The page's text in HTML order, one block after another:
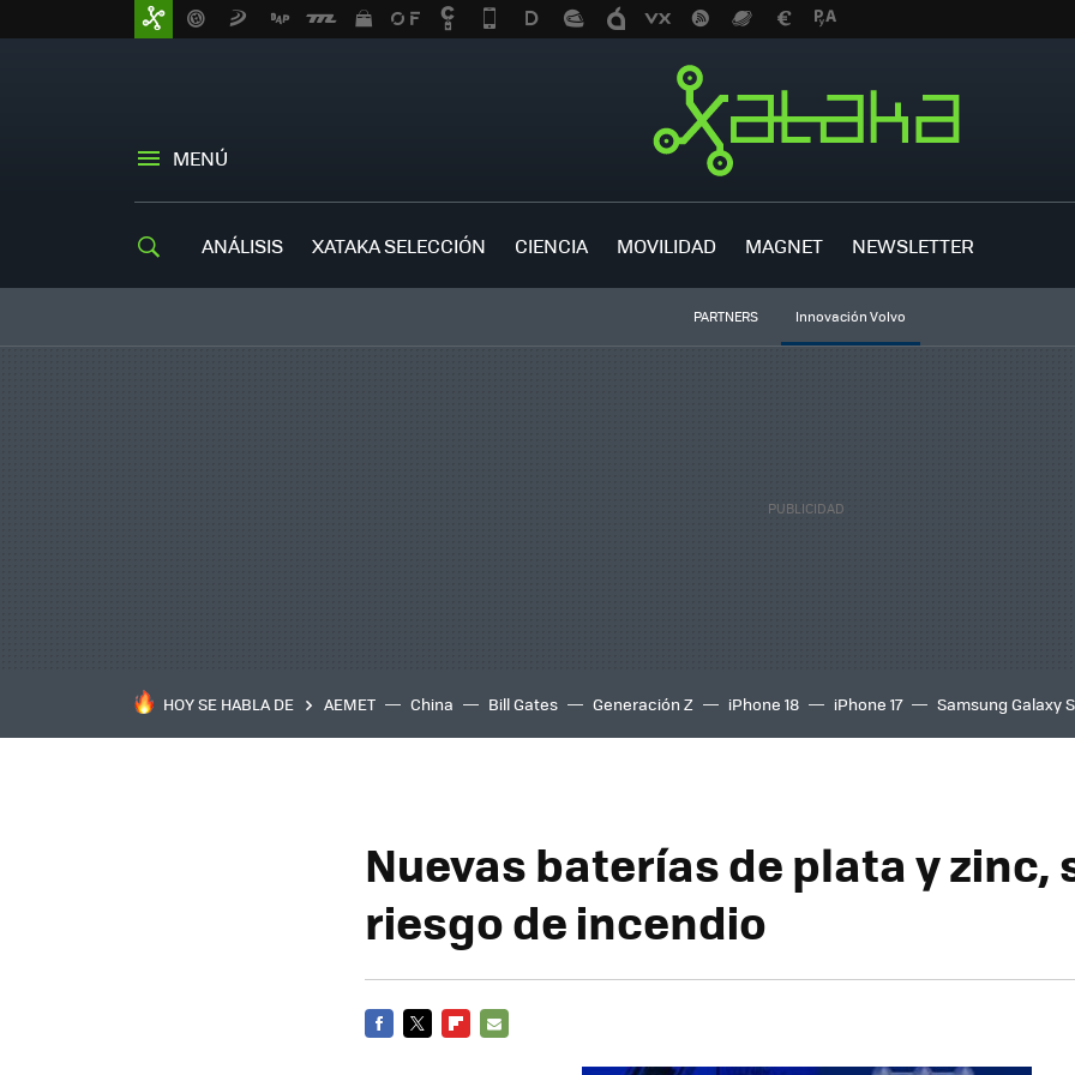
MENÚ
ANÁLISIS XATAKA SELECCIÓN CIENCIA MOVILIDAD MAGNET NEWSLETTER
PARTNERS Innovación Volvo
HOY SE HABLA DE AEMET China Bill Gates Generación Z iPhone 18 iPhone 17 Samsung Galaxy
Nuevas baterías de plata y zinc,
riesgo de incendio